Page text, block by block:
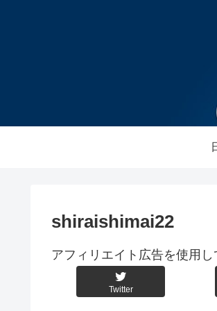
shiraishimai22
アフィリエイト広告を使用し
Twitter